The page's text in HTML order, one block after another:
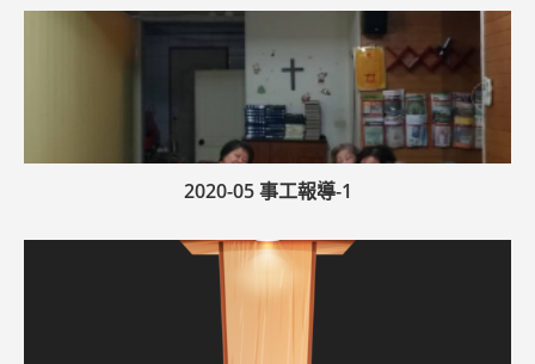
2020-05 事工報導-1